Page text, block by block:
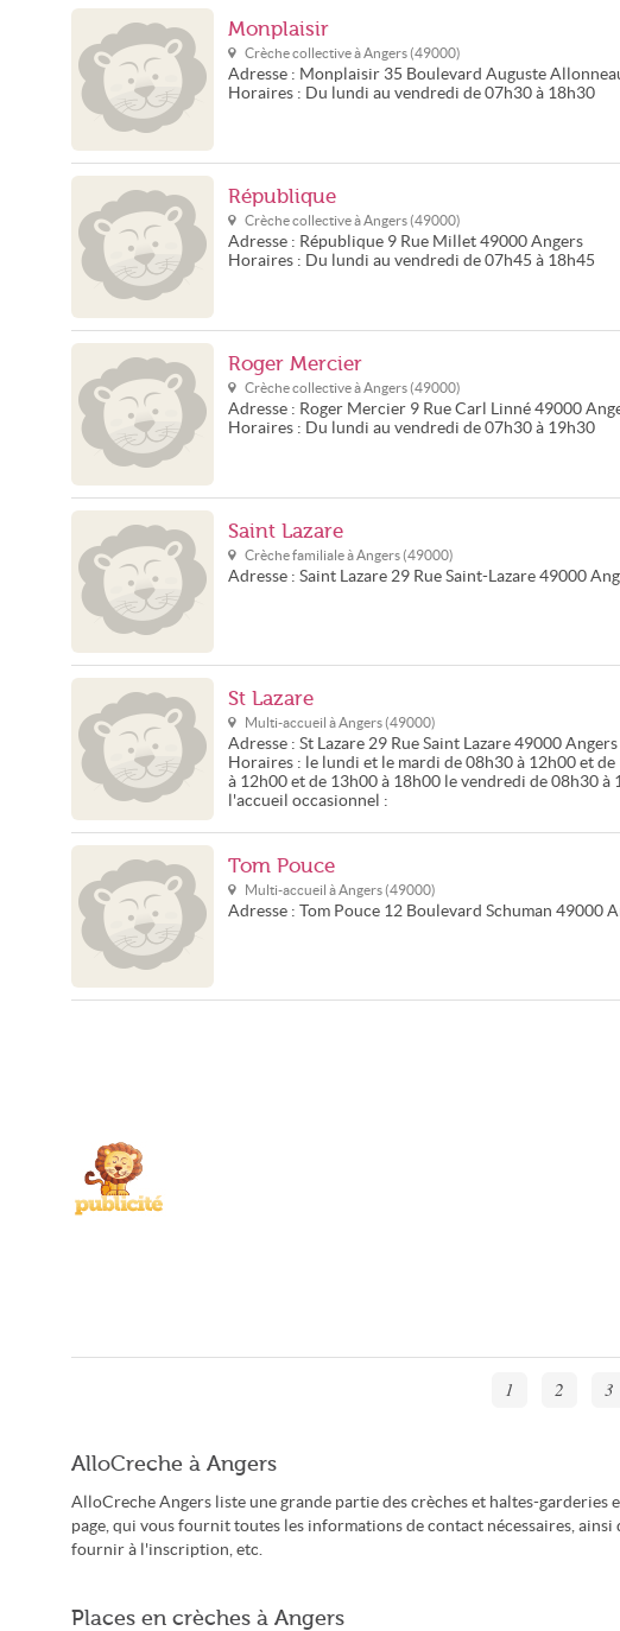
Monplaisir
Crèche collective àAngers (49000)
Adresse : Monplaisir 35 Boulevard Auguste
Horaires : Du lundi au vendredi de 07h30 à 18h30
République
Crèche collective àAngers (49000)
Adresse : République 9 Rue Millet 49000 Angers
Horaires : Du lundi au vendredi de 07h45 à 18h45
Roger Mercier
Crèche collective àAngers (49000)
Adresse : Roger Mercier 9 Rue Carl Linné 49000
Horaires : Du lundi au vendredi de 07h30 à 19h30
Saint Lazare
Crèche familiale àAngers (49000)
Adresse : Saint Lazare 29 Rue Saint-Lazare 49000
St Lazare
Multi-accueil àAngers (49000)
Adresse : St Lazare 29 Rue Saint Lazare 49000 Angers
Horaires : le lundi et le mardi de 08h30 à 12h00 et
à 12h00 et de 13h00 à 18h00 le vendredi de 08h30
l'accueil occasionnel :
Tom Pouce
Multi-accueil àAngers (49000)
Adresse : Tom Pouce 12 Boulevard Schuman 49000
1 2 3
AlloCreche à Angers
AlloCreche Angers liste une grande partie des crèches et haltes-garderies
page, qui vous fournit toutes les informations de contact nécessaires,
fournir à l'inscription, etc.
Places en crèches à Angers